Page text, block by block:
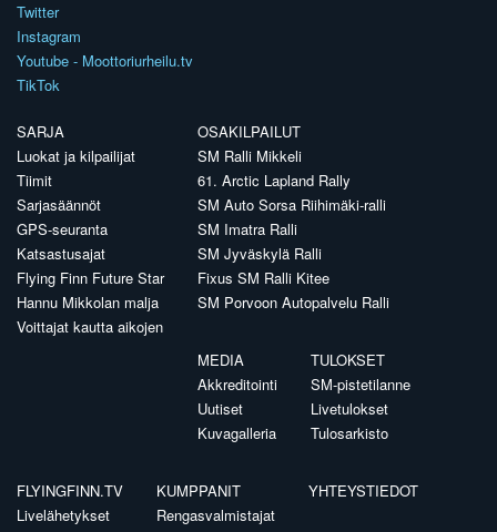
Twitter
Instagram
Youtube - Moottoriurheilu.tv
TikTok
SARJA
Luokat ja kilpailijat
Tiimit
Sarjasäännöt
GPS-seuranta
Katsastusajat
Flying Finn Future Star
Hannu Mikkolan malja
Voittajat kautta aikojen
OSAKILPAILUT
SM Ralli Mikkeli
61. Arctic Lapland Rally
SM Auto Sorsa Riihimäki-ralli
SM Imatra Ralli
SM Jyväskylä Ralli
Fixus SM Ralli Kitee
SM Porvoon Autopalvelu Ralli
MEDIA
Akkreditointi
Uutiset
Kuvagalleria
TULOKSET
SM-pistetilanne
Livetulokset
Tulosarkisto
FLYINGFINN.TV
Livelähetykset
KUMPPANIT
Rengasvalmistajat
YHTEYSTIEDOT